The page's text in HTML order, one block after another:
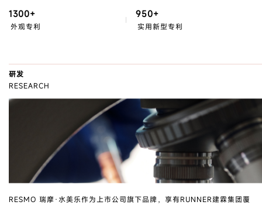
1300+
外观专利
950+
实用新型专利
研发
RESEARCH
RESMO 瑞摩·水美乐作为上市公司旗下品牌，享有RUNNER建霖集团覆